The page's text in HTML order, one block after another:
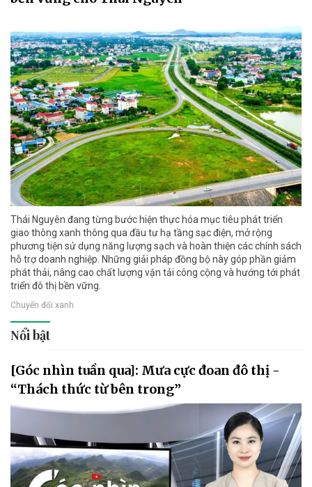
Thái Nguyên đang từng bước hiện thực hóa mục tiêu phát triển
giao thông xanh thông qua đầu tư hạ tầng sạc điện, mở rộng
phương tiện sử dụng năng lượng sạch và hoàn thiện các chính sách
hỗ trợ doanh nghiệp. Những giải pháp đồng bộ này góp phần giảm
phát thải, nâng cao chất lượng vận tải công cộng và hướng tới phát
triển đô thị bền vững.
Chuyển đổi xanh
Nổi bật
[Góc nhìn tuần qua]: Mưa cực đoan đô thị -
“Thách thức từ bên trong”